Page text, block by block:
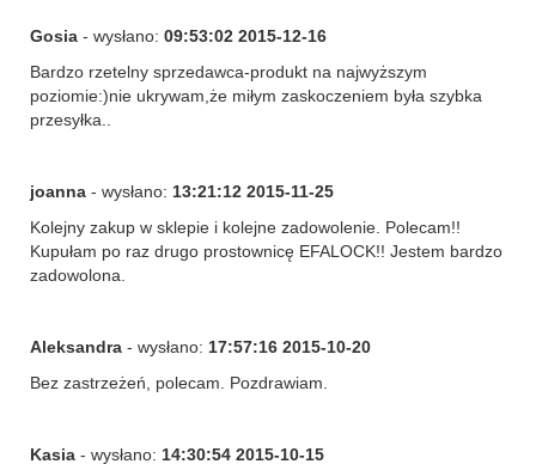
Gosia - wysłano: 09:53:02 2015-12-16
Bardzo rzetelny sprzedawca-produkt na najwyższym
poziomie:)nie ukrywam,że miłym zaskoczeniem była szybka
przesyłka..
joanna - wysłano: 13:21:12 2015-11-25
Kolejny zakup w sklepie i kolejne zadowolenie. Polecam!!
Kupułam po raz drugo prostownicę EFALOCK!! Jestem bardzo
zadowolona.
Aleksandra - wysłano: 17:57:16 2015-10-20
Bez zastrzeżeń, polecam. Pozdrawiam.
Kasia - wysłano: 14:30:54 2015-10-15